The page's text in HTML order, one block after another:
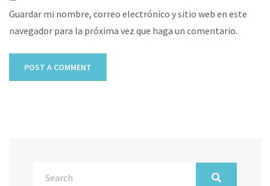
Guardar mi nombre, correo electrónico y sitio web en este
navegador para la próxima vez que haga un comentario.